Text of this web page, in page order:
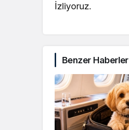
İzliyoruz.
Benzer Haberler